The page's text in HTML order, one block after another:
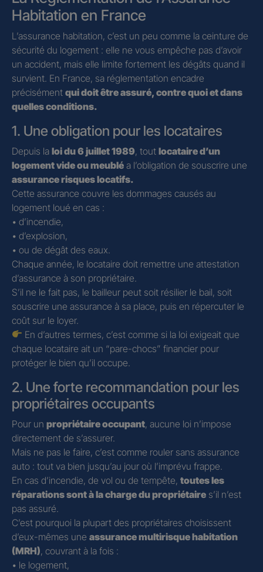
Habitation en France
L’assurance habitation, c’est un peu comme la ceinture de
sécurité du logement : elle ne vous empêche pas d’avoir
un accident, mais elle limite fortement les dégâts quand il
survient. En France, sa réglementation encadre
précisément qui doit être assuré, contre quoi et dans
quelles conditions.
1. Une obligation pour les locataires
Depuis la loi du 6 juillet 1989, tout locataire d’un
logement vide ou meublé a l’obligation de souscrire une
assurance risques locatifs.
Cette assurance couvre les dommages causés au
logement loué en cas :
• d’incendie,
• d’explosion,
• ou de dégât des eaux.
Chaque année, le locataire doit remettre une attestation
d’assurance à son propriétaire.
S’il ne le fait pas, le bailleur peut soit résilier le bail, soit
souscrire une assurance à sa place, puis en répercuter le
coût sur le loyer.
En d’autres termes, c’est comme si la loi exigeait que
chaque locataire ait un “pare-chocs” financier pour
protéger le bien qu’il occupe.
2. Une forte recommandation pour les
propriétaires occupants
Pour un propriétaire occupant, aucune loi n’impose
directement de s’assurer.
Mais ne pas le faire, c’est comme rouler sans assurance
auto : tout va bien jusqu’au jour où l’imprévu frappe.
En cas d’incendie, de vol ou de tempête, toutes les
réparations sont à la charge du propriétaire s’il n’est
pas assuré.
C’est pourquoi la plupart des propriétaires choisissent
d’eux-mêmes une assurance multirisque habitation
(MRH), couvrant à la fois :
• le logement,